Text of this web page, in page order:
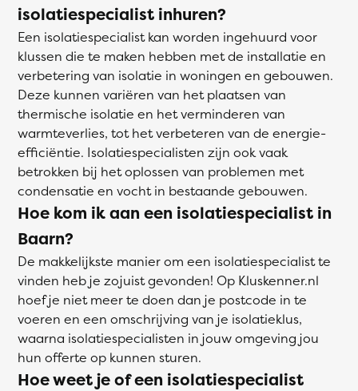
isolatiespecialist inhuren?
Een isolatiespecialist kan worden ingehuurd voor
klussen die te maken hebben met de installatie en
verbetering van isolatie in woningen en gebouwen.
Deze kunnen variëren van het plaatsen van
thermische isolatie en het verminderen van
warmteverlies, tot het verbeteren van de energie-
efficiëntie. Isolatiespecialisten zijn ook vaak
betrokken bij het oplossen van problemen met
condensatie en vocht in bestaande gebouwen.
Hoe kom ik aan een isolatiespecialist in
Baarn?
De makkelijkste manier om een isolatiespecialist te
vinden heb je zojuist gevonden! Op Kluskenner.nl
hoef je niet meer te doen dan je postcode in te
voeren en een omschrijving van je isolatieklus,
waarna isolatiespecialisten in jouw omgeving jou
hun offerte op kunnen sturen.
Hoe weet je of een isolatiespecialist